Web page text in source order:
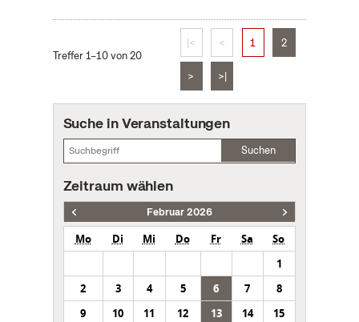
Treffer 1–10 von 20
|< < 1 2
> >|
Suche in Veranstaltungen
Suchen
Zeitraum wählen
Februar 2026
Mo Di Mi Do Fr Sa
So
1
2
3 4 5 6 7
8
9
10 11 12 13 14
15